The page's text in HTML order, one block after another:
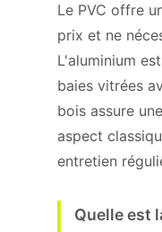
Le PVC offre
prix et ne
L'aluminium
baies vitrées
bois assure
aspect
entretien
Quelle est